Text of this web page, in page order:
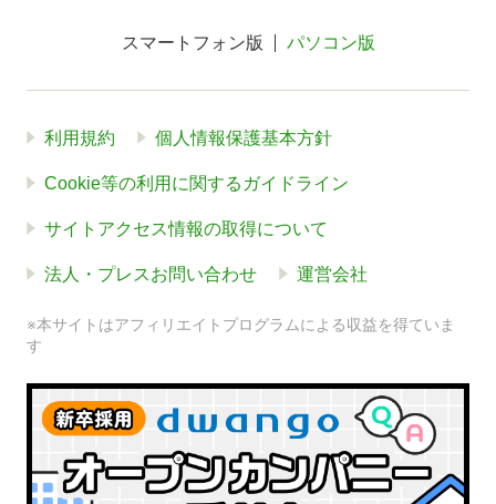
スマートフォン版 パソコン版
利用規約 個人情報保護基本方針
Cookie等の利用に関するガイドライン
サイトアクセス情報の取得について
法人・プレスお問い合わせ 運営会社
※本サイトはアフィリエイトプログラムによる収益を得ていま
す